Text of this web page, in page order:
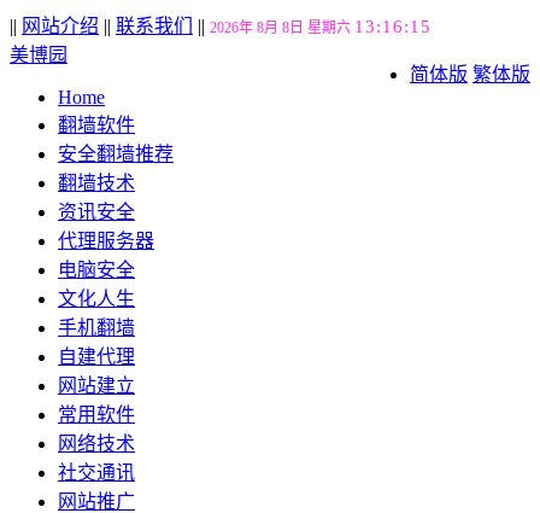
|| 网站介绍 || 联系我们 || 2026年 8月 8日 星期六 13:16:16
简体版 繁体版
美博园
Home
翻墙软件
安全翻墙推荐
翻墙技术
资讯安全
代理服务器
电脑安全
文化人生
手机翻墙
自建代理
网站建立
常用软件
网络技术
社交通讯
网站推广